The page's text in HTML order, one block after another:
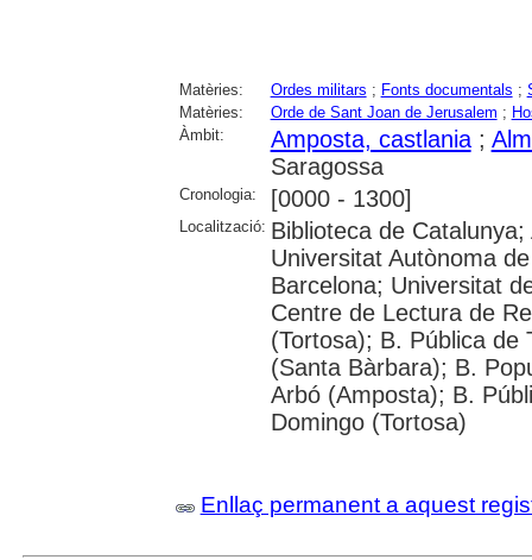
Matèries: Ordes militars ; Fonts documentals ;
Matèries:
Orde de Sant Joan de Jerusalem ;
Àmbit:
Amposta, castlania;
Saragossa
Cronologia: [0000 - 1300]
Localització: Biblioteca de
Universitat Autònoma
Barcelona; Universitat
Centre de Lectura de
(Tortosa); B. Pública de
(Santa Bàrbara); B.
Arbó (Amposta); B.
Domingo (Tortosa)
Enllaç permanent a aquest